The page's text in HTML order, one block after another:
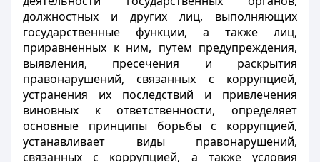
должностных и других лиц, выполняющих
государственные функции, а также лиц,
приравненных к ним, путем предупреждения,
выявления, пресечения и раскрытия
правонарушений, связанных с коррупцией,
устранения их последствий и привлечения
виновных к ответственности, определяет
основные принципы борьбы с коррупцией,
устанавливает виды правонарушений,
связанных с коррупцией, а также условия